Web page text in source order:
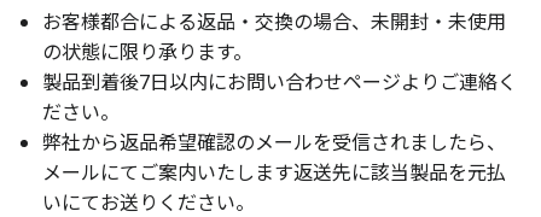
お客様都合による返品・交換の場合、未開封・未使用
の状態に限り承ります。
製品到着後7日以内にお問い合わせページよりご連絡く
ださい。
弊社から返品希望確認のメールを受信されましたら、
メールにてご案内いたします返送先に該当製品を元払
いにてお送りください。